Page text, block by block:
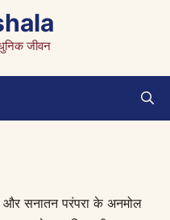
जीवन
और सनातन परंपरा के अनमोल